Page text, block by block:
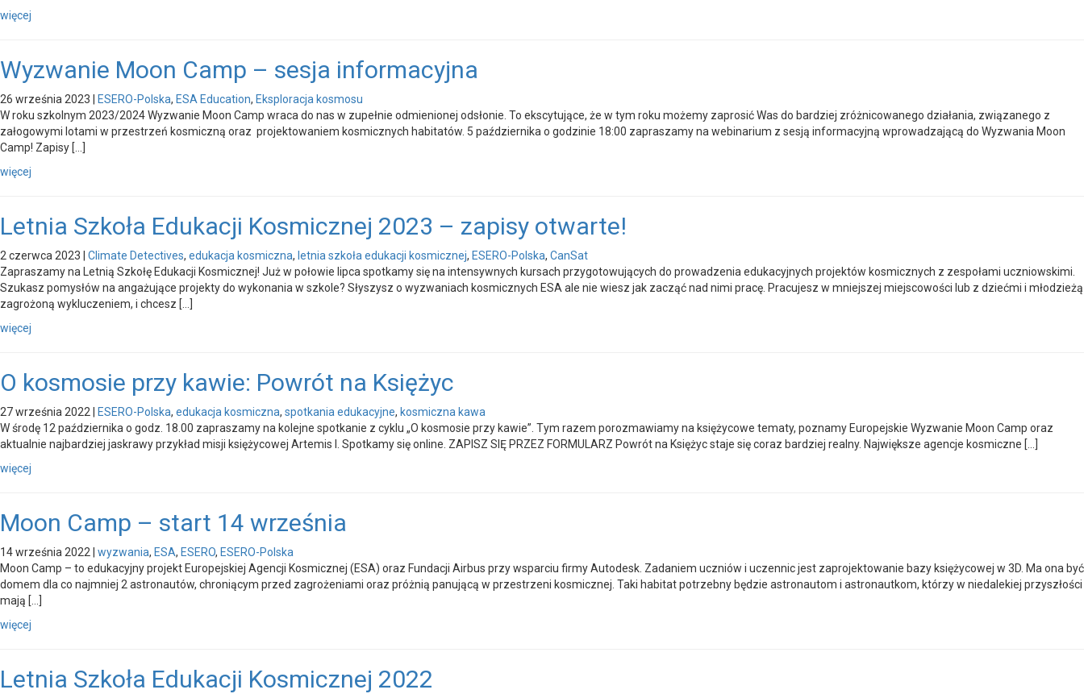
więcej
Wyzwanie Moon Camp – sesja informacyjna
26 września 2023 | ESERO-Polska, ESA Education, Eksploracja kosmosu
W roku szkolnym 2023/2024 Wyzwanie Moon Camp wraca do nas w zupełnie odmienionej odsłonie. To ekscytujące, że w tym roku możemy zaprosić Was do bardziej zróżnicowanego działania, związanego z
załogowymi lotami w przestrzeń kosmiczną oraz projektowaniem kosmicznych habitatów. 5 października o godzinie 18:00 zapraszamy na webinarium z sesją informacyjną wprowadzającą do Wyzwania Moon
Camp! Zapisy […]
więcej
Letnia Szkoła Edukacji Kosmicznej 2023 – zapisy otwarte!
2 czerwca 2023 | Climate Detectives, edukacja kosmiczna, letnia szkoła edukacji kosmicznej, ESERO-Polska, CanSat
Zapraszamy na Letnią Szkołę Edukacji Kosmicznej! Już w połowie lipca spotkamy się na intensywnych kursach przygotowujących do prowadzenia edukacyjnych projektów kosmicznych z zespołami uczniowskimi.
Szukasz pomysłów na angażujące projekty do wykonania w szkole? Słyszysz o wyzwaniach kosmicznych ESA ale nie wiesz jak zacząć nad nimi pracę. Pracujesz w mniejszej miejscowości lub z dziećmi i młodzieżą
zagrożoną wykluczeniem, i chcesz […]
więcej
O kosmosie przy kawie: Powrót na Księżyc
27 września 2022 | ESERO-Polska, edukacja kosmiczna, spotkania edukacyjne, kosmiczna kawa
W środę 12 października o godz. 18.00 zapraszamy na kolejne spotkanie z cyklu „O kosmosie przy kawie”. Tym razem porozmawiamy na księżycowe tematy, poznamy Europejskie Wyzwanie Moon Camp oraz
aktualnie najbardziej jaskrawy przykład misji księżycowej Artemis I. Spotkamy się online. ZAPISZ SIĘ PRZEZ FORMULARZ Powrót na Księżyc staje się coraz bardziej realny. Największe agencje kosmiczne […]
więcej
Moon Camp – start 14 września
14 września 2022 | wyzwania, ESA, ESERO, ESERO-Polska
Moon Camp – to edukacyjny projekt Europejskiej Agencji Kosmicznej (ESA) oraz Fundacji Airbus przy wsparciu firmy Autodesk. Zadaniem uczniów i uczennic jest zaprojektowanie bazy księżycowej w 3D. Ma ona być
domem dla co najmniej 2 astronautów, chroniącym przed zagrożeniami oraz próżnią panującą w przestrzeni kosmicznej. Taki habitat potrzebny będzie astronautom i astronautkom, którzy w niedalekiej przyszłości
mają […]
więcej
Letnia Szkoła Edukacji Kosmicznej 2022